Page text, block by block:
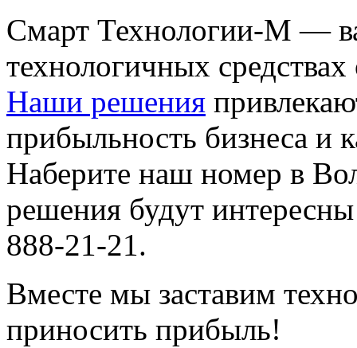
Смарт Технологии-М —
технологичных
Наши решения
прибыльность бизнеса и
Наберите наш номер в
решения будут
888-21-21.
Вместе мы заставим
приносить прибыль!